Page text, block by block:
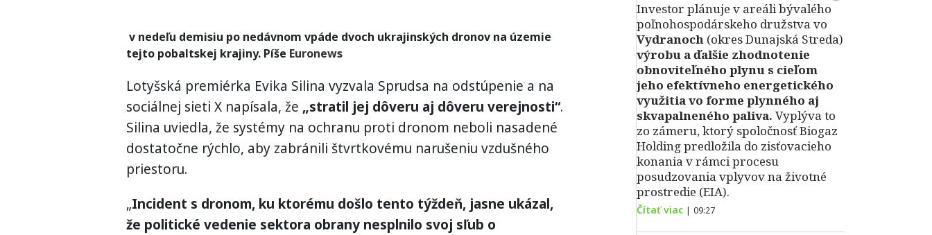
v nedeľu demisiu po nedávnom vpáde dvoch ukrajinských dronov na územie
tejto pobaltskej krajiny. Píše Euronews
Lotyšská premiérka Evika Silina vyzvala Sprudsa na odstúpenie a na
sociálnej sieti X napísala, že „stratil jej dôveru aj dôveru verejnosti“.
Silina uviedla, že systémy na ochranu proti dronom neboli nasadené
dostatočne rýchlo, aby zabránili štvrtkovému narušeniu vzdušného
priestoru.
„Incident s dronom, ku ktorému došlo tento týždeň, jasne ukázal,
že politické vedenie sektora obrany nesplnilo svoj sľub o
Investor plánuje v areáli bývalého
poľnohospodárskeho družstva vo
Vydranoch (okres Dunajská Streda)
výrobu a ďalšie zhodnotenie
obnoviteľného plynu s cieľom
jeho efektívneho energetického
využitia vo forme plynného aj
skvapalneného paliva. Vyplýva to
zo zámeru, ktorý spoločnosť Biogaz
Holding predložila do zisťovacieho
konania v rámci procesu
posudzovania vplyvov na životné
prostredie (EIA).
Čítať viac | 09:27